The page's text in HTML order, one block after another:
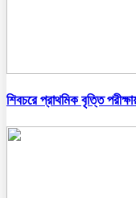
শিবচরে প্রাথমিক বৃত্তি